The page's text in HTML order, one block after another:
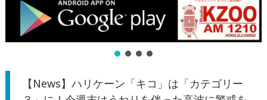
【News】ハリケーン「キコ」は「カテゴリー